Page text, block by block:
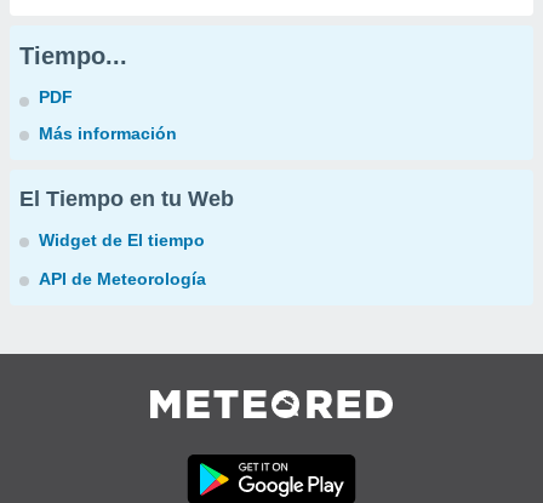
Tiempo...
PDF
Más información
El Tiempo en tu Web
Widget de El tiempo
API de Meteorología